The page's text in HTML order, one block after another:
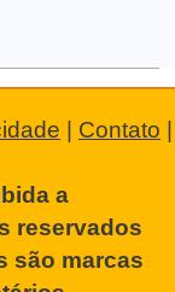
| Contato |
a
reservados
são marcas